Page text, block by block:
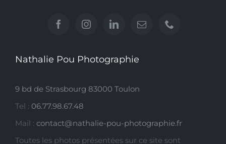
Nathalie Pou Photographie
9 bd de Strasbourg 83000 Toulon
Tel : 06.77.98.67.48
Mail : contact@nathalie-pou-photographie.fr
Toutes les photos présentées sur ce site sont